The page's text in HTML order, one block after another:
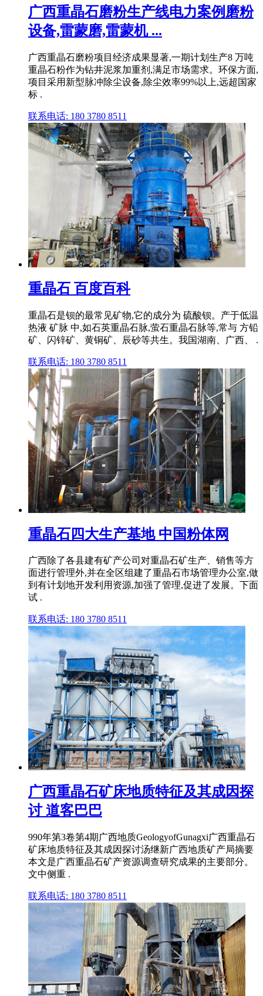
广西重晶石磨粉生产线电力案例磨粉
设备,雷蒙磨,雷蒙机 ...
广西重晶石磨粉项目经济成果显著,一期计划生产8 万吨
重晶石粉作为钻井泥浆加重剂,满足市场需求。环保方面,
项目采用新型脉冲除尘设备,除尘效率99%以上,远超国家
标 .
联系电话: 180 3780 8511
重晶石 百度百科
重晶石是钡的最常见矿物,它的成分为 硫酸钡。产于低温
热液 矿脉 中,如石英重晶石脉,萤石重晶石脉等,常与 方铅
矿、闪锌矿、黄铜矿、辰砂等共生。我国湖南、广西、 .
联系电话: 180 3780 8511
重晶石四大生产基地 中国粉体网
广西除了各县建有矿产公司对重晶石矿生产、销售等方
面进行管理外,并在全区组建了重晶石市场管理办公室,做
到有计划地开发利用资源,加强了管理,促进了发展。下面
试 .
联系电话: 180 3780 8511
广西重晶石矿床地质特征及其成因探
讨 道客巴巴
990年第3卷第4期广西地质GeologyofGunagxi广西重晶石
矿床地质特征及其成因探讨汤继新广西地质矿产局摘要
本文是广西重晶石矿产资源调查研究成果的主要部分。
文中侧重 .
联系电话: 180 3780 8511